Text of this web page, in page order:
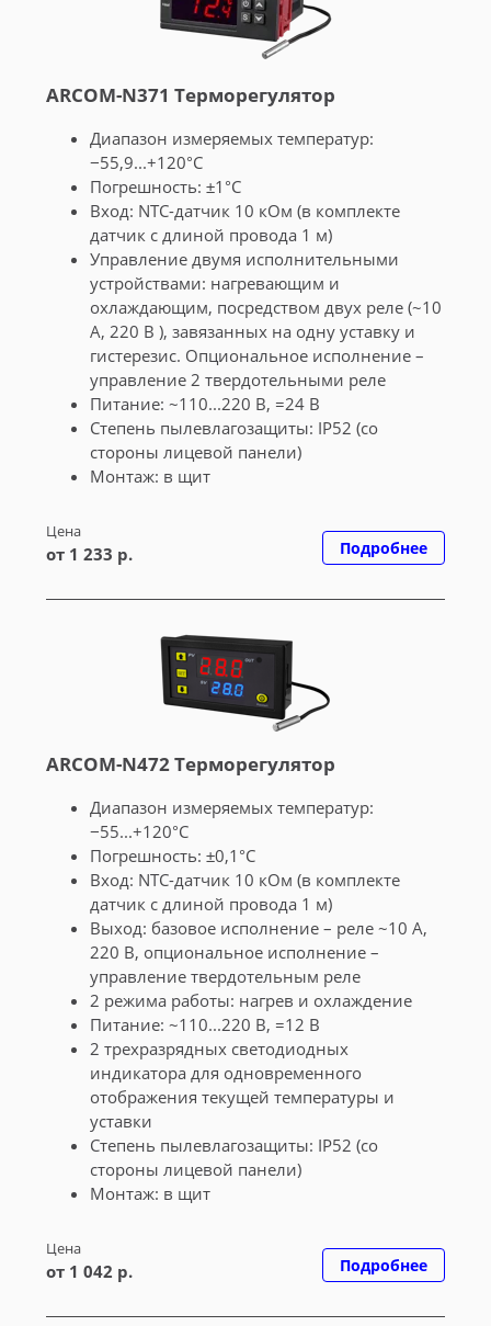
ARCOM-N371 Терморегулятор
Диапазон измеряемых температур:
−55,9...+120°С
Погрешность: ±1°С
Вход: NTC-датчик 10 кОм (в комплекте
датчик с длиной провода 1 м)
Управление двумя исполнительными
устройствами: нагревающим и
охлаждающим, посредством двух реле (~10
А, 220 В ), завязанных на одну уставку и
гистерезис. Опциональное исполнение –
управление 2 твердотельными реле
Питание: ~110...220 В, =24 В
Cтепень пылевлагозащиты: IP52 (со
стороны лицевой панели)
Монтаж: в щит
Цена
от 1 233 р. Подробнее
ARCOM-N472 Терморегулятор
Диапазон измеряемых температур:
−55...+120°С
Погрешность: ±0,1°С
Вход: NTC-датчик 10 кОм (в комплекте
датчик с длиной провода 1 м)
Выход: базовое исполнение – реле ~10 А,
220 В, опциональное исполнение –
управление твердотельным реле
2 режима работы: нагрев и охлаждение
Питание: ~110...220 В, =12 В
2 трехразрядных светодиодных
индикатора для одновременного
отображения текущей температуры и
уставки
Cтепень пылевлагозащиты: IP52 (со
стороны лицевой панели)
Монтаж: в щит
Цена
от 1 042 р. Подробнее